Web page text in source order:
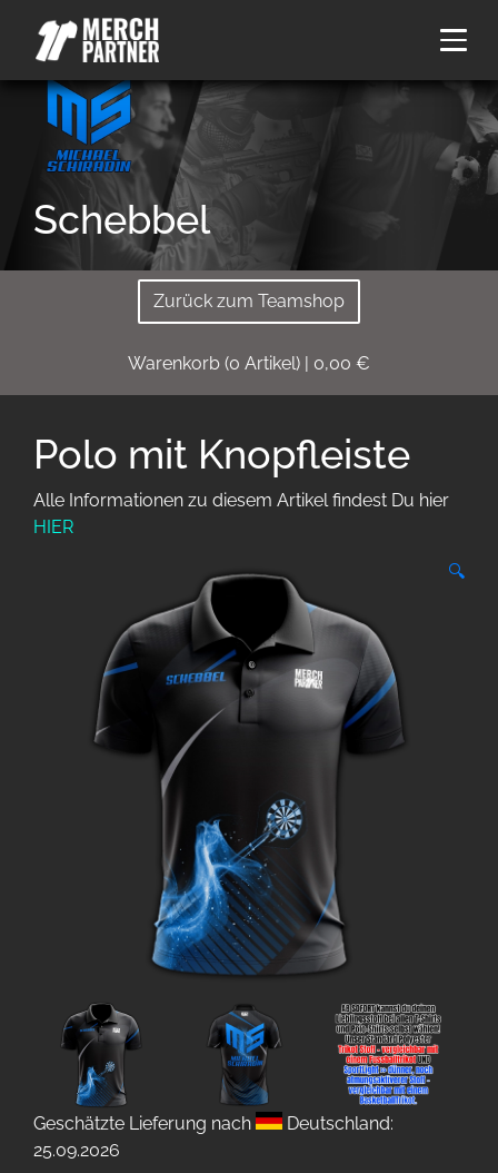
Schebbel
Zurück zum Teamshop
Warenkorb (0 Artikel) | 0,00 €
Polo mit Knopfleiste
Alle Informationen zu diesem Artikel findest Du hier
HIER
🔍
Geschätzte Lieferung nach
Deutschland:
25.09.2026